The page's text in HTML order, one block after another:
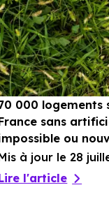
000 logements
sans
ou
à jour le 28
l'article